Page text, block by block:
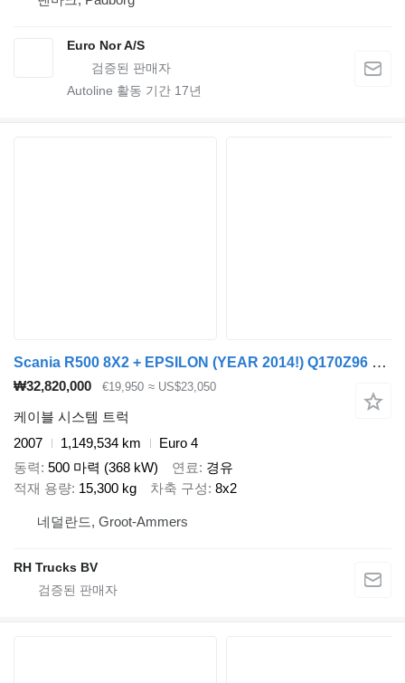
Euro Nor A/S
Autoline 활동 기간 17년
Scania R500 8X2 + EPSILON (YEAR 2014!) Q170Z96 + CABLELIFT
₩32,820,000 €19,950 ≈ US$23,050
케이블 시스템 트럭
2007
1,149,534 km
Euro 4
동력 500 마력 (368 kW) 연료
경유
적재 용량 15,300 kg 차축 구성 8x2
네덜란드, Groot-Ammers
RH Trucks BV